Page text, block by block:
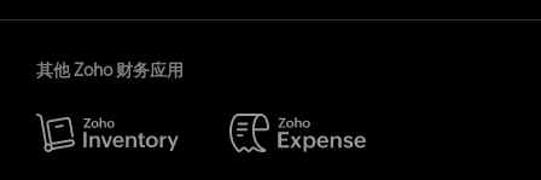
其他 Zoho 财务应用